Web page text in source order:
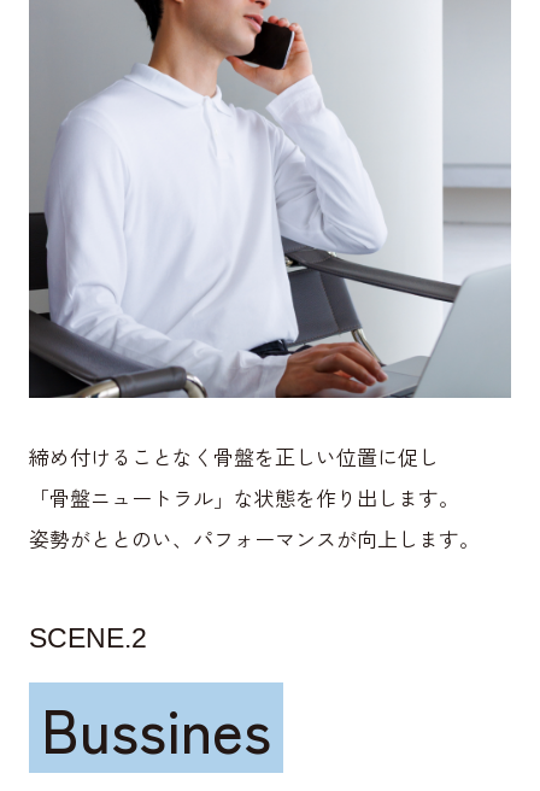
締め付けることなく骨盤を正しい位置に促し
「骨盤ニュートラル」な状態を作り出します。
姿勢がととのい、パフォーマンスが向上します。
SCENE.2
Bussines